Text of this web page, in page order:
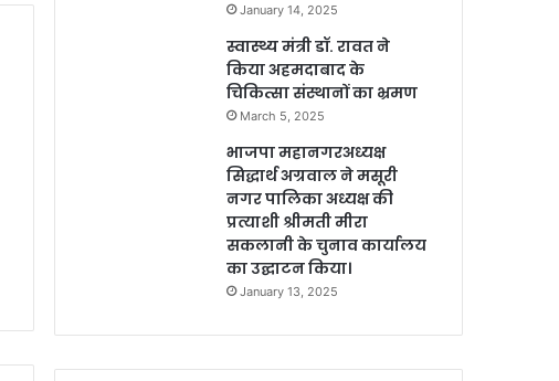
January 14, 2025
स्वास्थ्य मंत्री डॉ. रावत ने
किया अहमदाबाद के
चिकित्सा संस्थानों का भ्रमण
March 5, 2025
भाजपा महानगरअध्यक्ष
सिद्धार्थ अग्रवाल ने मसूरी
नगर पालिका अध्यक्ष की
प्रत्याशी श्रीमती मीरा
सकलानी के चुनाव कार्यालय
का उद्घाटन किया।
January 13, 2025